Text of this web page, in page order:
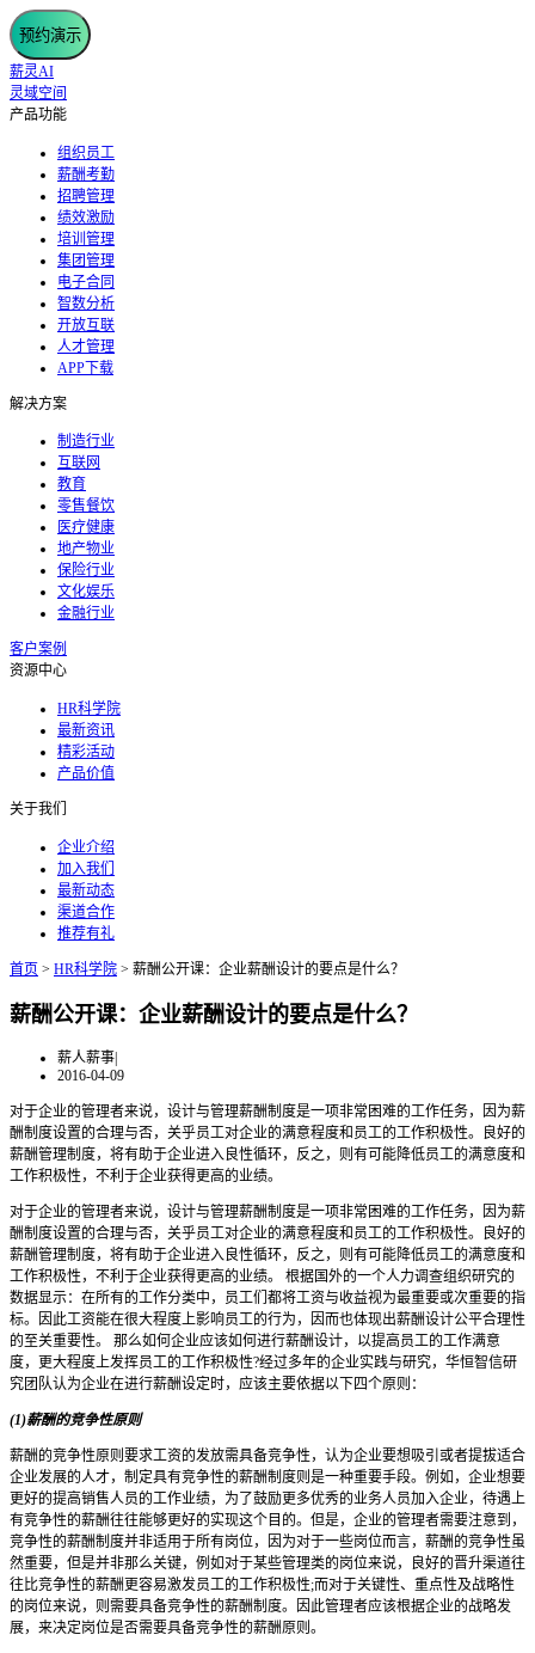
预约演示
薪灵AI
灵域空间
产品功能
组织员工
薪酬考勤
招聘管理
绩效激励
培训管理
集团管理
电子合同
智数分析
开放互联
人才管理
APP下载
解决方案
制造行业
互联网
教育
零售餐饮
医疗健康
地产物业
保险行业
文化娱乐
金融行业
客户案例
资源中心
HR科学院
最新资讯
精彩活动
产品价值
关于我们
企业介绍
加入我们
最新动态
渠道合作
推荐有礼
首页 > HR科学院 > 薪酬公开课：企业薪酬设计的要点是什么？
薪酬公开课：企业薪酬设计的要点是什么？
薪人薪事|
2016-04-09
对于企业的管理者来说，设计与管理薪酬制度是一项非常困难的工作任务，因为薪
酬制度设置的合理与否，关乎员工对企业的满意程度和员工的工作积极性。良好的
薪酬管理制度，将有助于企业进入良性循环，反之，则有可能降低员工的满意度和
工作积极性，不利于企业获得更高的业绩。
对于企业的管理者来说，设计与管理薪酬制度是一项非常困难的工作任务，因为薪
酬制度设置的合理与否，关乎员工对企业的满意程度和员工的工作积极性。良好的
薪酬管理制度，将有助于企业进入良性循环，反之，则有可能降低员工的满意度和
工作积极性，不利于企业获得更高的业绩。 根据国外的一个人力调查组织研究的
数据显示：在所有的工作分类中，员工们都将工资与收益视为最重要或次重要的指
标。因此工资能在很大程度上影响员工的行为，因而也体现出薪酬设计公平合理性
的至关重要性。 那么如何企业应该如何进行薪酬设计，以提高员工的工作满意
度，更大程度上发挥员工的工作积极性?经过多年的企业实践与研究，华恒智信研
究团队认为企业在进行薪酬设定时，应该主要依据以下四个原则：
(1)薪酬的竞争性原则
薪酬的竞争性原则要求工资的发放需具备竞争性，认为企业要想吸引或者提拔适合
企业发展的人才，制定具有竞争性的薪酬制度则是一种重要手段。例如，企业想要
更好的提高销售人员的工作业绩，为了鼓励更多优秀的业务人员加入企业，待遇上
有竞争性的薪酬往往能够更好的实现这个目的。但是，企业的管理者需要注意到，
竞争性的薪酬制度并非适用于所有岗位，因为对于一些岗位而言，薪酬的竞争性虽
然重要，但是并非那么关键，例如对于某些管理类的岗位来说，良好的晋升渠道往
往比竞争性的薪酬更容易激发员工的工作积极性;而对于关键性、重点性及战略性
的岗位来说，则需要具备竞争性的薪酬制度。因此管理者应该根据企业的战略发
展，来决定岗位是否需要具备竞争性的薪酬原则。